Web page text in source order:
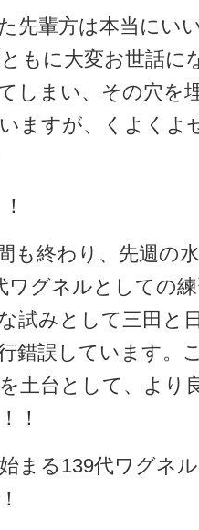
先輩方は本当にい
もに大変お世話に
しまい、 その穴を
ますが、
くよくよ
も終わり、 先週の
ワグネルとしての
試みとして三田と
錯誤しています。
土台として、 より
！
まる139代ワグネ